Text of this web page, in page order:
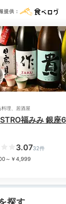
もにリラッ
の空間にあ
提供：
理、居酒屋
福みみ 銀座6
3.0732件
～￥4,999
探す